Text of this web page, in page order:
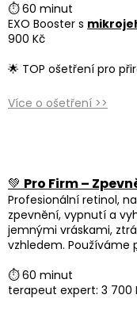
⏱ 60 minut
EXO Booster s
900 Kč
🌟 TOP ošetření pro
Více o ošetření >>
💚 Pro Firm –
Profesionální retinol,
zpevnění, vypnutí a
jemnými vráskami,
vzhledem. Používáme
⏱ 60 minut
terapeut expert: 3 700